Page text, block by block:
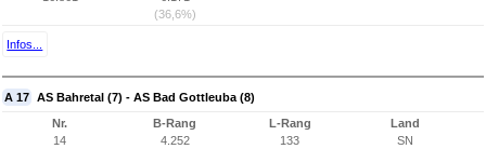
(36,6%)
Infos...
A 17 AS Bahretal (7) - AS Bad Gottleuba (8)
Nr.
14
B-Rang
4.252
L-Rang
133
Land
SN